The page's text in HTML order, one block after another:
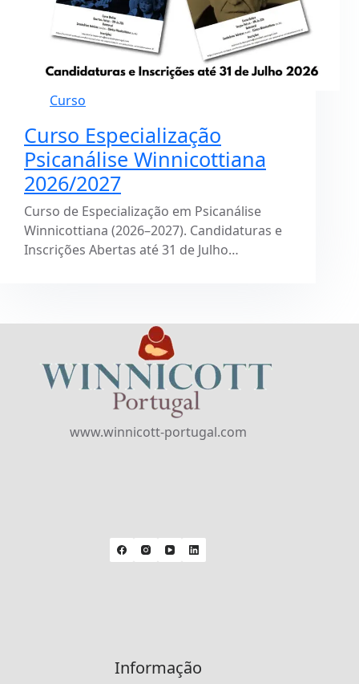
Curso
Curso Especialização
Psicanálise Winnicottiana
2026/2027
Curso de Especialização em Psicanálise
Winnicottiana (2026–2027). Candidaturas e
Inscrições Abertas até 31 de Julho…
www.winnicott-portugal.com
Informação